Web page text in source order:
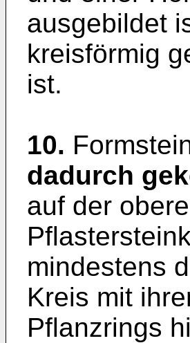
ausgebildet
kreisförmig
ist.
10.
dadurch
auf der
mindestens
Kreis mit
Pflanzrings